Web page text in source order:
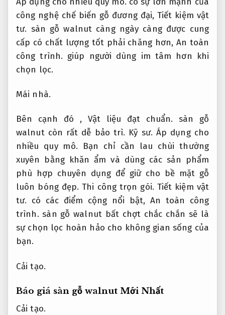
công nghệ chế biến gỗ đương đại,Tiết kiệm vật
tư. sàn gỗ walnut càng ngày càng được cung
cấp có chất lượng tốt phải chăng hơn, An toàn
công trình. giúp người dùng im tâm hơn khi
chọn lọc.
Mái nhà.
Bên cạnh đó , Vật liệu đạt chuẩn. sàn gỗ
walnut còn rất dễ bảo trì. Kỹ sư. Áp dụng cho
nhiều quy mô. Bạn chỉ cần lau chùi thường
xuyên bằng khăn ẩm và dùng các sản phẩm
phù hợp chuyên dụng để giữ cho bề mặt gỗ
luôn bóng đẹp.Thi công trọn gói. Tiết kiệm vật
tư. có các điểm cộng nổi bật, An toàn công
trình. sàn gỗ walnut bất chợt chắc chắn sẽ là
sự chọn lọc hoàn hảo cho không gian sống của
bạn.
Cải tạo.
Báo giá sàn gỗ walnut Mới Nhất
Cải tạo.